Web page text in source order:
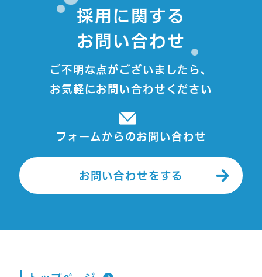
採用に関する
お問い合わせ
ご不明な点がございましたら、
お気軽にお問い合わせください
フォームからのお問い合わせ
お問い合わせをする